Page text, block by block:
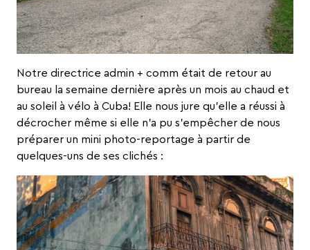
Notre directrice admin + comm était de retour au
bureau la semaine dernière après un mois au chaud et
au soleil à vélo à Cuba! Elle nous jure qu’elle a réussi à
décrocher même si elle n’a pu s’empêcher de nous
préparer un mini photo-reportage à partir de
quelques-uns de ses clichés :